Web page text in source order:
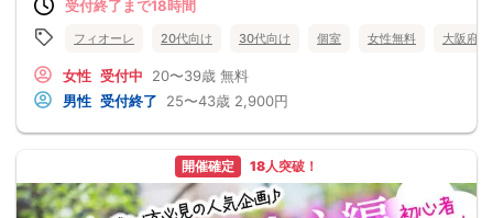
受付終了まで18時間
フィオーレ 20代向け 30代向け 個室 女性無料 大阪府
女性 受付中 20〜39歳 無料
男性 受付終了 25〜43歳 2,900円
開催確定 18人突破！